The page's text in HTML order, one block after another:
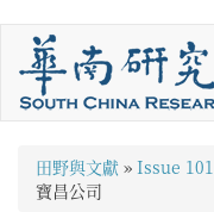
您
田野與文獻 » Issue 101
寶昌公司